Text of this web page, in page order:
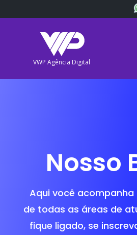
VWP Agência Digital
Nosso
Aqui você acompanha
de todas as áreas de
fique ligado, se